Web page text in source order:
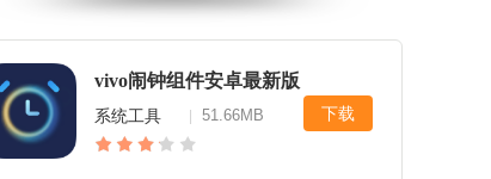
，悦虎1.15还强化了流程自动化功能，简化了繁琐
作步骤，让团队协
vivo闹钟组件安卓最新版
系统工具 51.66MB 下载